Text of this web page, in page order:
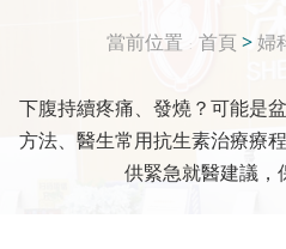
當前位置 首頁 >婦
下腹持續疼痛、發燒？可能是
方法、醫生常用抗生素治療療
供緊急就醫建議，